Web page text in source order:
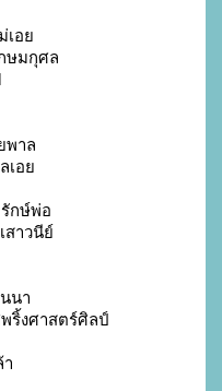
เอย
ษมกุศล
พาล
เอย
กษ์พ่อ
สาวนีย์
นา
ริ้งศาสตร์ศิลป์
า